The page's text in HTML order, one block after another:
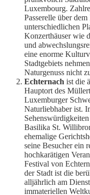
Luxembourg.
Passerelle über
unterschiedlichen
Konzerthäuser wie
und
eine enorme
Stadtgebiets
Naturgenuss nicht
Echternach ist die
Hauptort des
Luxemburger
Naturliebhaber ist.
Basilika St.
ehemalige
seine Besucher ein
hochkarätigen
Festival von
der Stadt ist die
alljährlich am
immateriellen